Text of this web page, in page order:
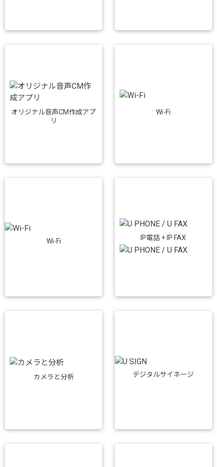
オリジナル音声CM作成アプ
リ
Wi-Fi
Wi-Fi IP電話 + IP FAX
カメラと分析 デジタルサイネージ